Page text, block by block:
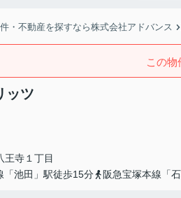
・不動産を探すなら株式会社アドバンス
この物
ッツ
王寺 １丁目
「池田」駅徒歩15分
阪急宝塚本線「